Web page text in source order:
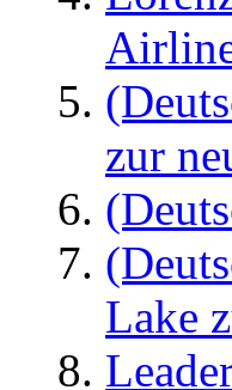
zur
Lake